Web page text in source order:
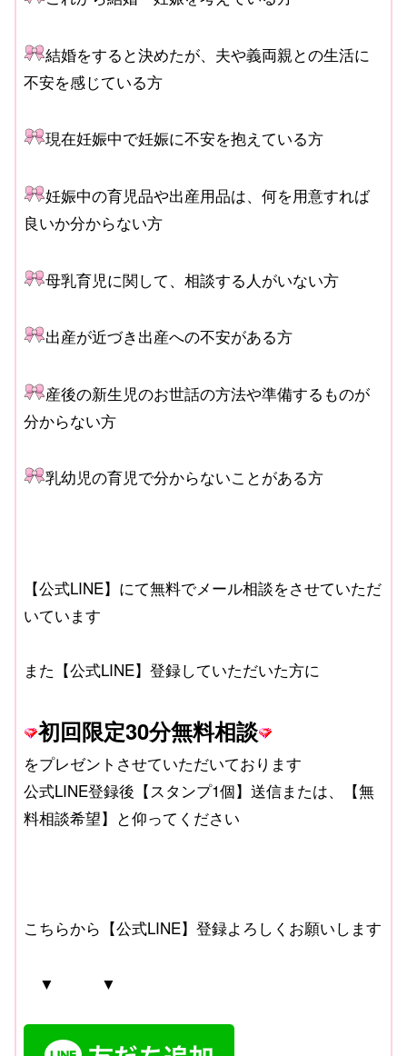
結婚をすると決めたが、夫や義両親との生活に
不安を感じている方
現在妊娠中で妊娠に不安を抱えている方
妊娠中の育児品や出産用品は、何を用意すれば
良いか分からない方
母乳育児に関して、相談する人がいない方
出産が近づき出産への不安がある方
産後の新生児のお世話の方法や準備するものが
分からない方
乳幼児の育児で分からないことがある方
【公式LINE】にて無料でメール相談をさせていただ
いています
また【公式LINE】登録していただいた方に
初回限定30分無料相談
をプレゼントさせていただいております
公式LINE登録後【スタンプ1個】送信または、【無
料相談希望】と仰ってください
こちらから【公式LINE】登録よろしくお願いします
▼ ▼